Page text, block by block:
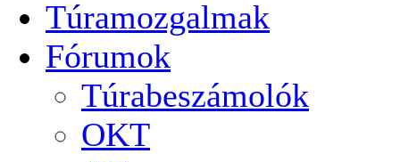
Túramozgalmak
Fórumok
Túrabeszámolók
OKT